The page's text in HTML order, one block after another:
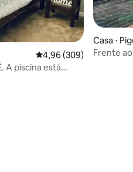
4,96 de uma avaliação
4,96 (309)
A piscina está
Casa ⋅
Frente